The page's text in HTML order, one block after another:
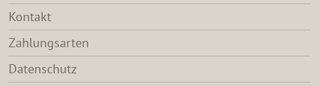
Kontakt
Zahlungsarten
Datenschutz